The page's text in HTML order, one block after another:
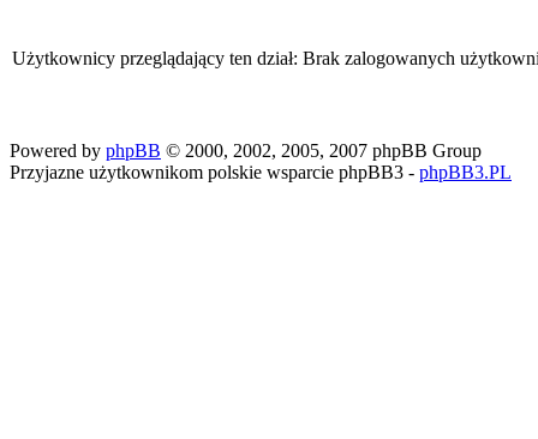
Użytkownicy przeglądający ten dział: Brak zalogowanych
Powered by phpBB © 2000, 2002, 2005, 2007 phpBB Group
Przyjazne użytkownikom polskie wsparcie phpBB3 - phpBB3.PL